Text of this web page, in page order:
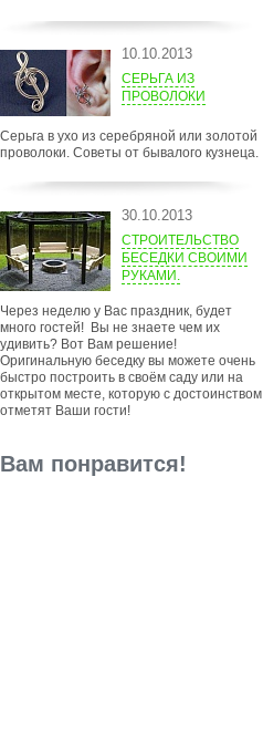
10.10.2013
СЕРЬГА ИЗ
ПРОВОЛОКИ
Серьга в ухо из серебряной или золотой
проволоки. Советы от бывалого кузнеца.
30.10.2013
СТРОИТЕЛЬСТВО
БЕСЕДКИ СВОИМИ
РУКАМИ.
Через неделю у Вас праздник, будет
много гостей! Вы не знаете чем их
удивить? Вот Вам решение!
Оригинальную беседку вы можете очень
быстро построить в своём саду или на
открытом месте, которую с достоинством
отметят Ваши гости!
Вам понравится!